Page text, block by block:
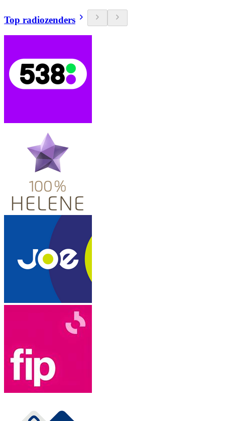
Top radiozenders